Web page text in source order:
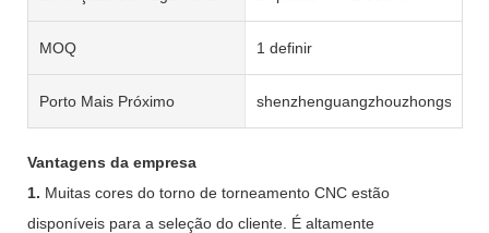
MOQ 1 definir
Porto Mais Próximo shenzhenguangzhouzhongshan
Vantagens da empresa
1. Muitas cores do torno de torneamento CNC estão
disponíveis para a seleção do cliente. É altamente